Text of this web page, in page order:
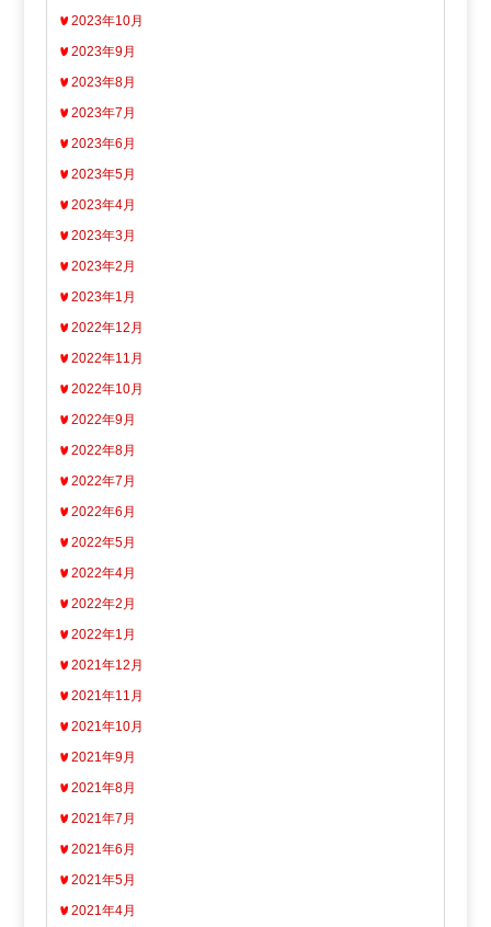
2023年10月
2023年9月
2023年8月
2023年7月
2023年6月
2023年5月
2023年4月
2023年3月
2023年2月
2023年1月
2022年12月
2022年11月
2022年10月
2022年9月
2022年8月
2022年7月
2022年6月
2022年5月
2022年4月
2022年2月
2022年1月
2021年12月
2021年11月
2021年10月
2021年9月
2021年8月
2021年7月
2021年6月
2021年5月
2021年4月